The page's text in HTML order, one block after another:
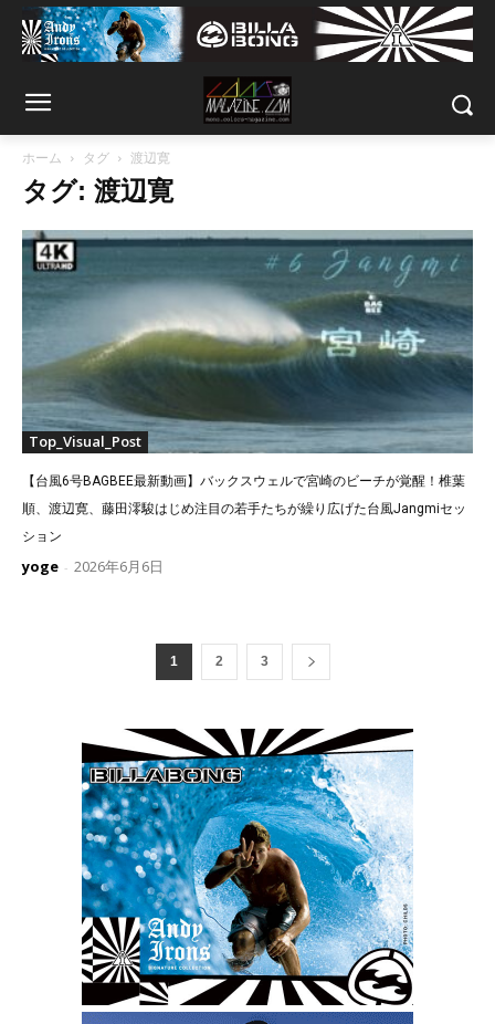
ホーム タグ 渡辺寛
タグ: 渡辺寛
Top_Visual_Post
【台風6号BAGBEE最新動画】バックスウェルで宮崎のビーチが覚醒！椎葉
順、渡辺寛、藤田澪駿はじめ注目の若手たちが繰り広げた台風Jangmiセッ
ション
yoge - 2026年6月6日
1 2 3